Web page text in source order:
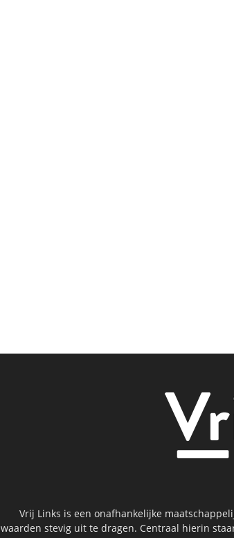
Vrij Links is een onafhankelijke
waarden stevig uit te dragen. Centraal hierin